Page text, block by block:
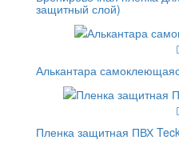
защитный слой)
Алькантара
Пленка защитная ПВХ